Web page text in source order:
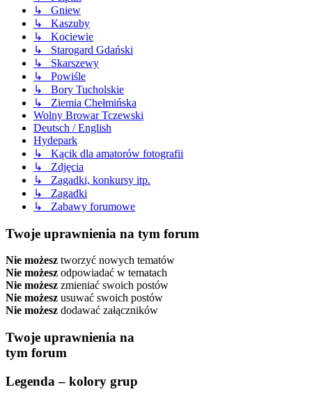
↳ Gniew
↳ Kaszuby
↳ Kociewie
↳ Starogard Gdański
↳ Skarszewy
↳ Powiśle
↳ Bory Tucholskie
↳ Ziemia Chełmińska
Wolny Browar Tczewski
Deutsch / English
Hydepark
↳ Kącik dla amatorów fotografii
↳ Zdjęcia
↳ Zagadki, konkursy itp.
↳ Zagadki
↳ Zabawy forumowe
Twoje uprawnienia na tym forum
Nie możesz tworzyć nowych tematów
Nie możesz odpowiadać w tematach
Nie możesz zmieniać swoich postów
Nie możesz usuwać swoich postów
Nie możesz dodawać załączników
Twoje uprawnienia na
tym forum
Legenda – kolory grup